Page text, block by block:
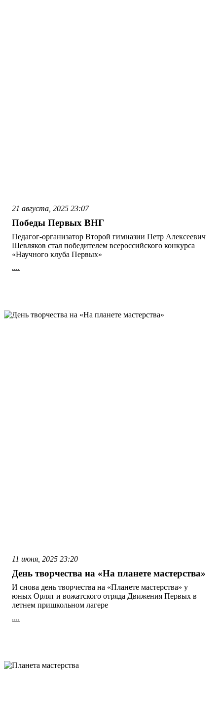
21 августа, 2025 23:07
Победы Первых ВНГ
Педагог-организатор Второй гимназии Петр Алексеевич
Шевляков стал победителем всероссийского конкурса
«Научного клуба Первых»
....
11 июня, 2025 23:20
День творчества на «На планете мастерства»
И снова день творчества на «Планете мастерства» у
юных Орлят и вожатского отряда Движения Первых в
летнем пришкольном лагере
....